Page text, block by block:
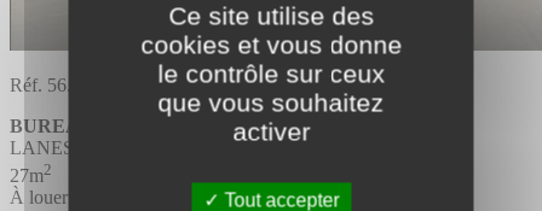
Ce site utilise des
cookies et vous donne
le contrôle sur ceux
que vous souhaitez
activer
Tout accepter
Réf. 56.1897
BUREAUX
LANESTER
27m2
À louer